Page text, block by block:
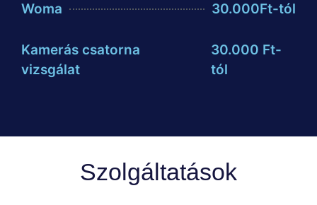
Woma 30.000Ft-tól
Kamerás csatorna
vizsgálat
30.000 Ft-
tól
Szolgáltatások